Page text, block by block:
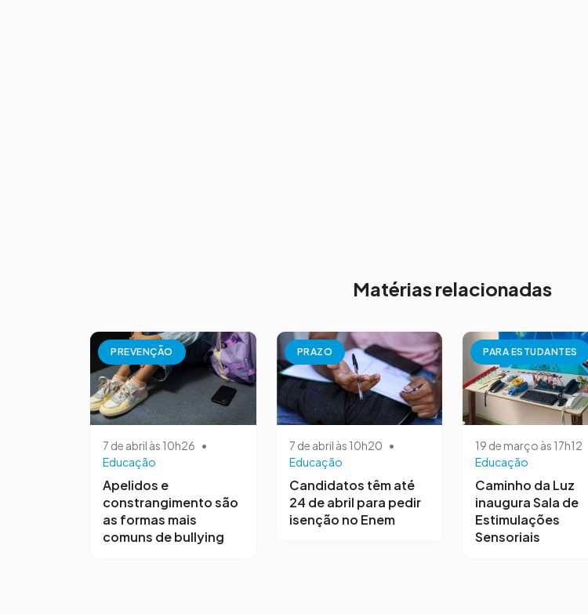
Matérias relacionadas
PREVENÇÃO
7 de abril às 10h26 •
Educação
Apelidos e
constrangimento são
as formas mais
comuns de bullying
PRAZO
7 de abril às 10h20 •
Educação
Candidatos têm até
24 de abril para pedir
isenção no Enem
PARA ESTUDANTES
19 de março às 17h12
Educação
Caminho da Luz
inaugura Sala de
Estimulações
Sensoriais